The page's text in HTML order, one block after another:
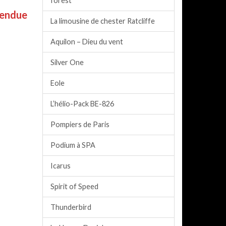
La limousine de chester Ratcliffe
Aquilon – Dieu du vent
Silver One
Eole
L’hélio-Pack BE-826
Pompiers de Paris
Podium à SPA
Icarus
Spirit of Speed
Thunderbird